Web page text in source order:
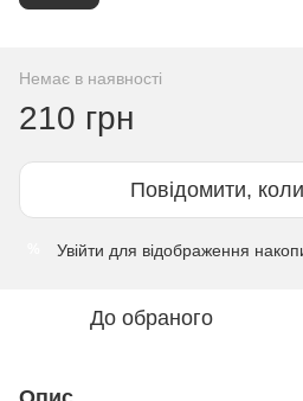
Немає в наявності
210 грн
Повідомити,
Увійти для відображення
До обраного